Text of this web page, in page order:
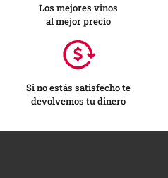
Los mejores vinos
al mejor precio
Si no estás satisfecho te
devolvemos tu dinero